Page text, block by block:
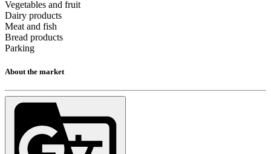
Vegetables and fruit
Dairy products
Meat and fish
Bread products
Parking
About the market